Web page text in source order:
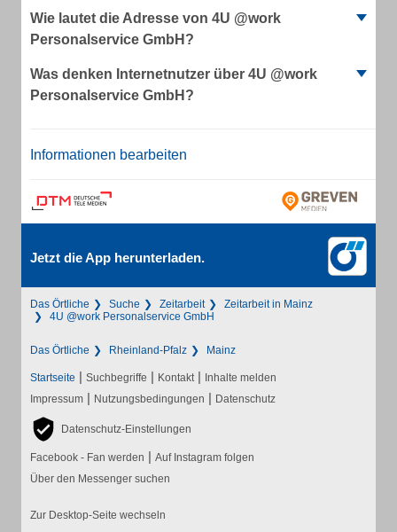
Wie lautet die Adresse von 4U @work
Personalservice GmbH?
Was denken Internetnutzer über 4U @work
Personalservice GmbH?
Informationen bearbeiten
Jetzt die App herunterladen.
Das Örtliche Suche Zeitarbeit
Zeitarbeit in Mainz
4U @work Personalservice GmbH
Das Örtliche Rheinland-Pfalz Mainz
Startseite | Suchbegriffe | Kontakt | Inhalte melden
Impressum | Nutzungsbedingungen | Datenschutz
Datenschutz-Einstellungen
Facebook - Fan werden | Auf Instagram folgen
Über den Messenger suchen
Zur Desktop-Seite wechseln